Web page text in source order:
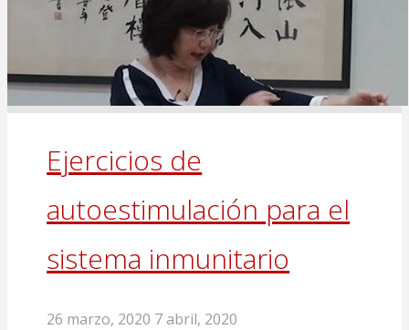
Ejercicios de
autoestimulación para el
sistema inmunitario
26 marzo, 2020 7 abril, 2020